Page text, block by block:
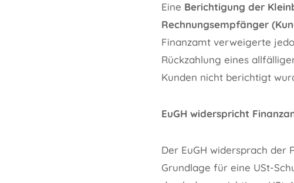
Eine Berichtigung der
Rechnungsempfänger
Finanzamt verweigerte
Rückzahlung eines
Kunden nicht berichtigt
EuGH widerspricht
Der EuGH widersprach der
Grundlage für eine USt-